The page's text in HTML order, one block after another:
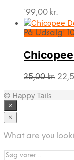
199,00 kr.
På Udsalg!
25,00kr. Den
© Happy Tails
×
×
What are you